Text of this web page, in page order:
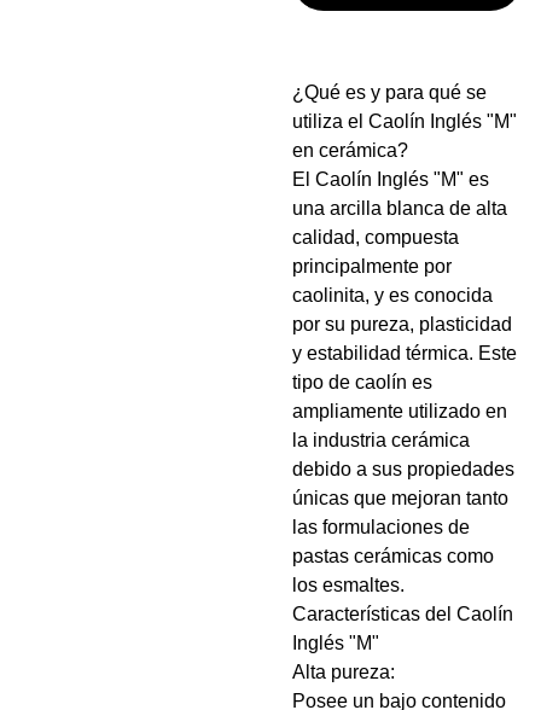
¿Qué es y para qué se
utiliza el Caolín Inglés "M"
en cerámica?
El Caolín Inglés "M" es
una arcilla blanca de alta
calidad, compuesta
principalmente por
caolinita, y es conocida
por su pureza, plasticidad
y estabilidad térmica. Este
tipo de caolín es
ampliamente utilizado en
la industria cerámica
debido a sus propiedades
únicas que mejoran tanto
las formulaciones de
pastas cerámicas como
los esmaltes.
Características del Caolín
Inglés "M"
Alta pureza:
Posee un bajo contenido